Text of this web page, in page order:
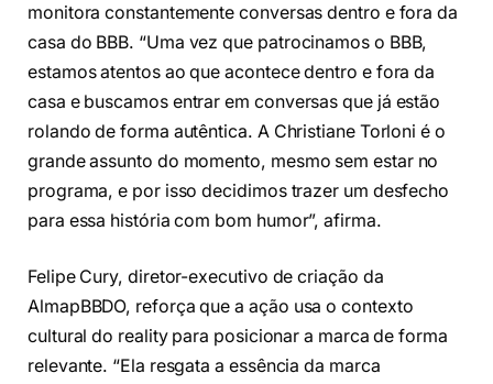
monitora constantemente conversas dentro e fora da
casa do BBB. “Uma vez que patrocinamos o BBB,
estamos atentos ao que acontece dentro e fora da
casa e buscamos entrar em conversas que já estão
rolando de forma autêntica. A Christiane Torloni é o
grande assunto do momento, mesmo sem estar no
programa, e por isso decidimos trazer um desfecho
para essa história com bom humor”, afirma.
Felipe Cury, diretor-executivo de criação da
AlmapBBDO, reforça que a ação usa o contexto
cultural do reality para posicionar a marca de forma
relevante. “Ela resgata a essência da marca